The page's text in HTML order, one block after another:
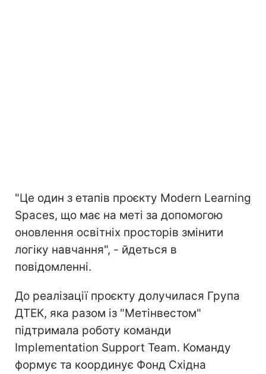
"Це один з етапів проєкту Modern Learning
Spaces, що має на меті за допомогою
оновлення освітніх просторів змінити
логіку навчання", - йдеться в
повідомленні.
До реалізації проєкту долучилася Група
ДТЕК, яка разом із "Метінвестом"
підтримала роботу команди
Implementation Support Team. Команду
формує та координує Фонд Східна